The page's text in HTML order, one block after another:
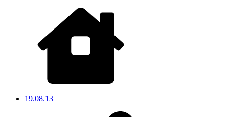
19.08.13